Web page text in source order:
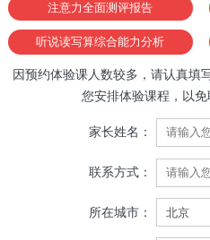
注意力全面测评报告
听说读写算综合能力分析
因预约体验课人数较多，请认真填
您安排体验课程，以免
家长姓名：
联系方式：
所在城市：